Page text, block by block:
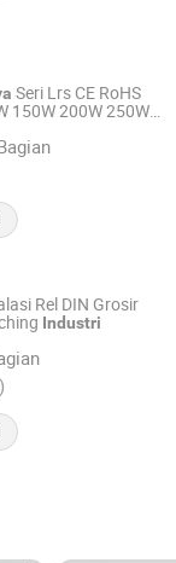
Seri Lrs CE RoHS
150W 200W 250W
Catu
Rel DIN Grosir
Industri